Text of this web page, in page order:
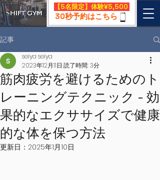
​【5名限定】体験¥5,500
30秒予約はこちら
記事
筋肉疲労を避けるためのト
レーニングテクニック - 効
果的なエクササイズで健康
的な体を保つ方法
seiya seiya
2023年12月11日 読了時間: 3分
更新日： 2025年1月10日